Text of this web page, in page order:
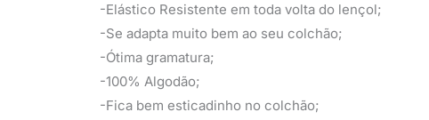
-Elástico Resistente em toda volta do lençol;
-Se adapta muito bem ao seu colchão;
-Ótima gramatura;
-100% Algodão;
-Fica bem esticadinho no colchão;